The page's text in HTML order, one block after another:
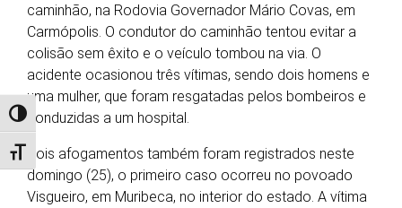
Alternar alto contraste
Alternar tamanho da fonte
caminhão, na Rodovia Governador Mário Covas, em
Carmópolis. O condutor do caminhão tentou evitar a
colisão sem êxito e o veículo tombou na via. O
acidente ocasionou três vítimas, sendo dois homens e
uma mulher, que foram resgatadas pelos bombeiros e
conduzidas a um hospital.
Dois afogamentos também foram registrados neste
domingo (25), o primeiro caso ocorreu no povoado
Visgueiro, em Muribeca, no interior do estado. A vítima